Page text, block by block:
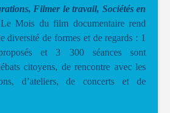
Filmer le travail, Sociétés en
Mois du film documentaire rend
diversité de formes et de regards : 1
et 3 300 séances sont
citoyens, de rencontre avec les
d’ateliers, de concerts et de